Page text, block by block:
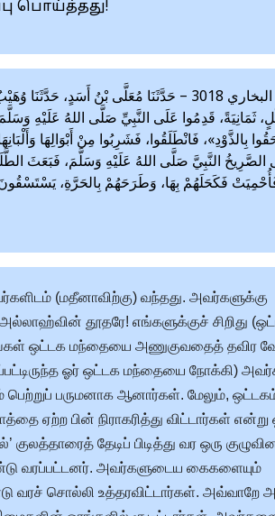
பொய்த்தது!
صحيح البخاري 3018 – حَدَّثَنَا مُعَلَّى
ثَمَانِيَةً، قَدِمُوا عَلَى النَّبِيِّ صَلَّى اللهُ عَلَيْهِ
بِالذَّوْدِ»، فَانْطَلَقُوا، فَشَرِبُوا مِنْ أَبْوَالِهَا
الصَّرِيخُ النَّبِيَّ صَلَّى اللهُ عَلَيْهِ وَسَلَّمَ، فَبَعَثَ
فَكَحَلَهُمْ بِهَا، وَطَرَحَهُمْ بِالحَرَّةِ، يَسْتَسْقُونَ
(மதீனாவிற்கு) வந்தது. அவர்களுக்கு
தூதரே! எங்களுக்குச் சிறிது
ஒட்டக மந்தையை அணுகுவதைத் தவிர
ஓர் ஒட்டக மந்தையை நோக்கி)
பருமனாக ஆனார்கள். மேலும்,
ஏற்ற பின் நிராகரித்து விட்டார்கள் என்று
தேடிப் பிடித்து வர ஒரு
வரப்பட்டனர். அவர்களுடைய கைகளையும்
வரச் சொல்லி உத்தரவிட்டார்கள். அவ்வாறே